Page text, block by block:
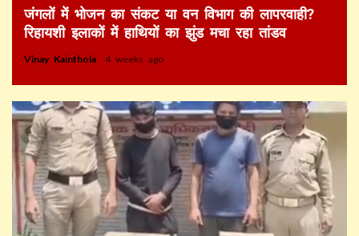
जंगलों में भोजन का संकट या वन विभाग की लापरवाही?
रिहायशी इलाकों में हाथियों का झुंड मचा रहा तांडव
Vinay Kainthola 4 weeks ago